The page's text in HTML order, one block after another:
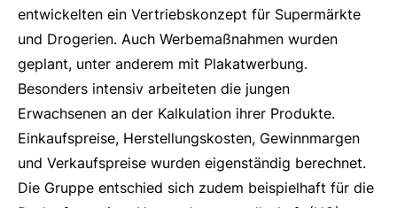
entwickelten ein Vertriebskonzept für Supermärkte
und Drogerien. Auch Werbemaßnahmen wurden
geplant, unter anderem mit Plakatwerbung.
Besonders intensiv arbeiteten die jungen
Erwachsenen an der Kalkulation ihrer Produkte.
Einkaufspreise, Herstellungskosten, Gewinnmargen
und Verkaufspreise wurden eigenständig berechnet.
Die Gruppe entschied sich zudem beispielhaft für die